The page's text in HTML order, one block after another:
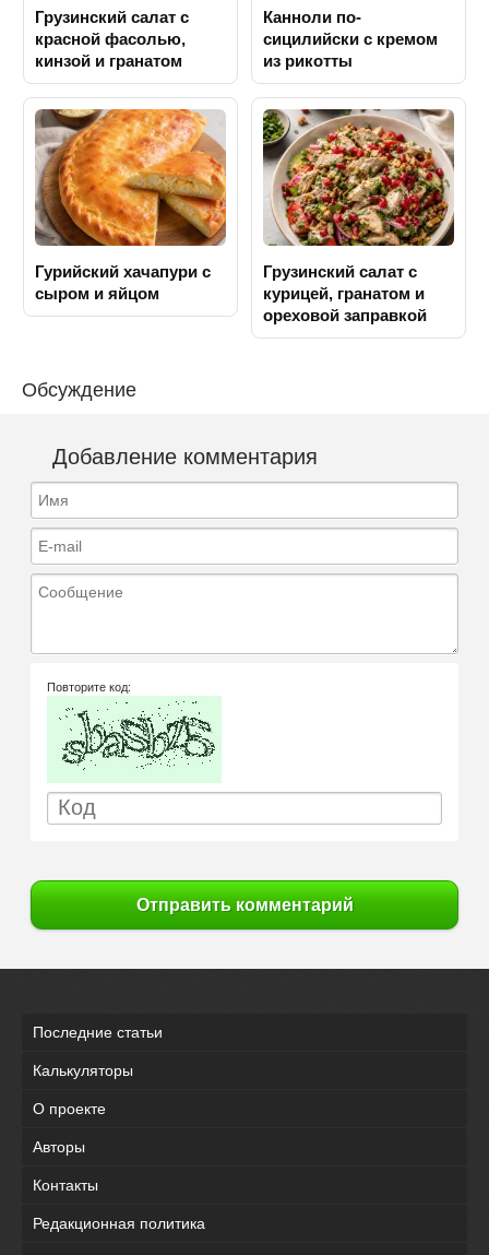
Грузинский салат с
красной фасолью,
кинзой и гранатом
Канноли по-
сицилийски с кремом
из рикотты
Гурийский хачапури с
сыром и яйцом
Грузинский салат с
курицей, гранатом и
ореховой заправкой
Обсуждение
Добавление комментария
Имя
E-mail
Сообщение
Повторите код:
Отправить комментарий
Последние статьи
Калькуляторы
О проекте
Авторы
Контакты
Редакционная политика